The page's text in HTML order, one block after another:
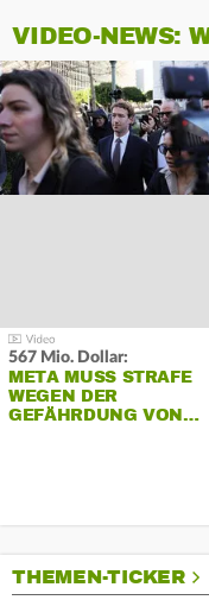
VIDEO-NEWS:
567 Mio. Dollar:
META MUSS STRAFE
WEGEN DER
GEFÄHRDUNG VON…
THEMEN-TICKER